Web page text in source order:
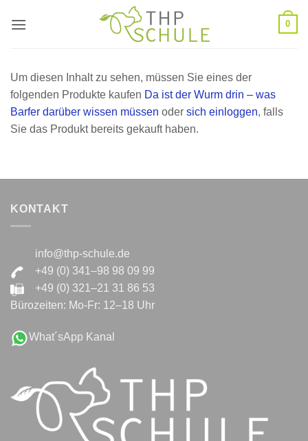
Inhalt
0
Um diesen Inhalt zu sehen, müssen Sie eines der
folgenden Produkte kaufen Da ist der Wurm drin – was
Barfer darüber wissen müssen oder sich einloggen, falls
Sie das Produkt bereits gekauft haben.
KONTAKT
info@thp-schule.de
+49 (0) 341–98 98 09 99
+49 (0) 321–21 31 86 53
Bürozeiten: Mo-Fr: 12–18 Uhr
What´sApp Kanal